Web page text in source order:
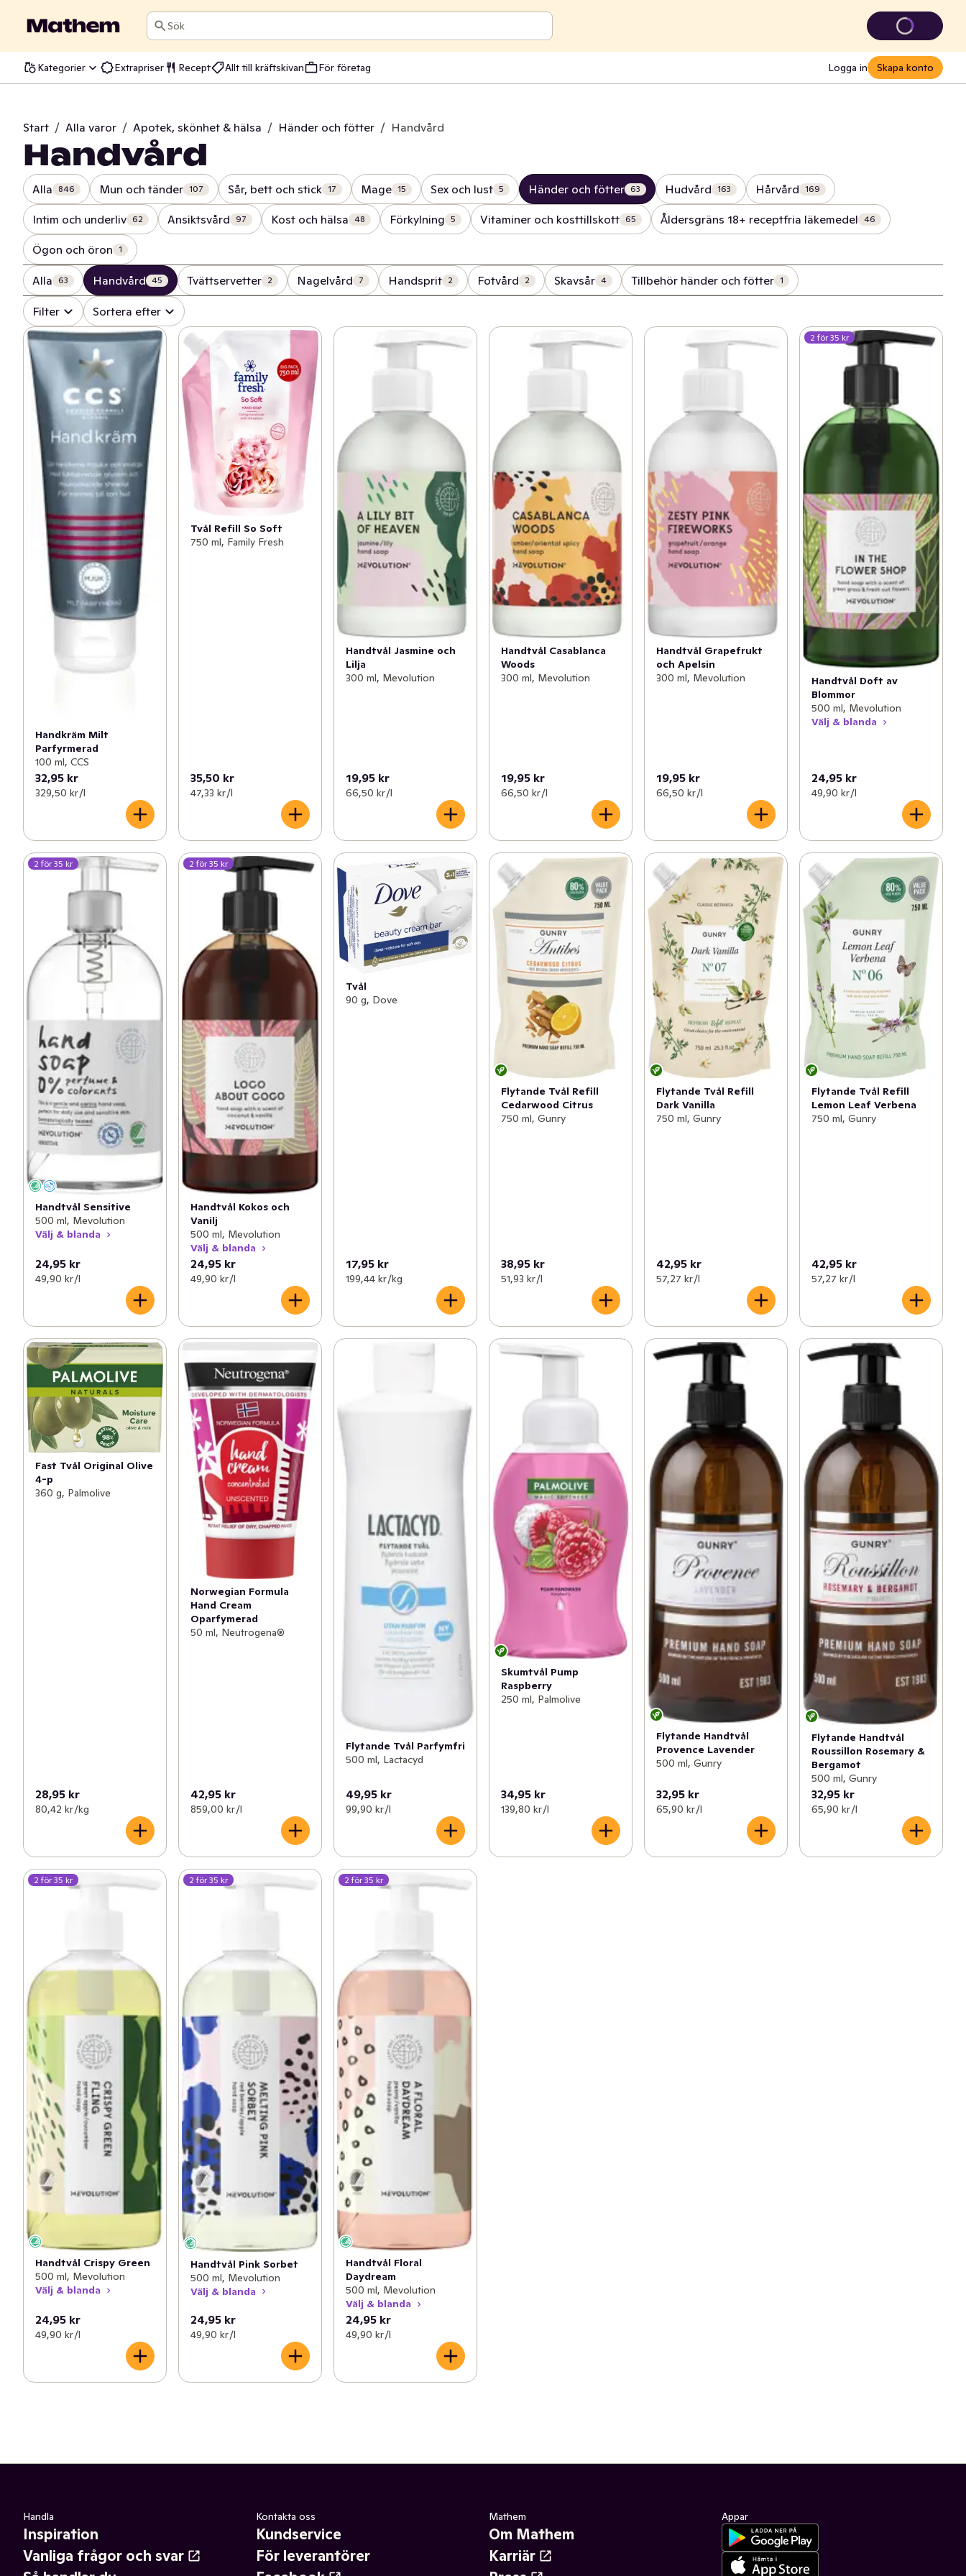
Sök
Kategorier Extrapriser Recept Allt till kräftskivan För företag Logga in Skapa konto
Start / Alla varor / Apotek, skönhet & hälsa / Händer och fötter / Handvård
Handvård
Alla 846 Mun och tänder 107 Sår, bett och stick 17 Mage 15 Sex och lust 5 Händer och fötter 63 Hudvård 163 Hårvård 169
Intim och underliv 62 Ansiktsvård 97 Kost och hälsa 48 Förkylning 5 Vitaminer och kosttillskott 65 Åldersgräns 18+ receptfria läkemedel 46
Ögon och öron 1
Alla 63 Handvård 45 Tvättservetter 2 Nagelvård 7 Handsprit 2 Fotvård 2 Skavsår 4 Tillbehör händer och fötter 1
Filter Sortera efter
Handkräm Milt
Parfyrmerad
100 ml, CCS
32,95 kr
329,50 kr /l
Tvål Refill So Soft
750 ml, Family Fresh
35,50 kr
47,33 kr /l
Handtvål Jasmine och
Lilja
300 ml, Mevolution
19,95 kr
66,50 kr /l
Handtvål Casablanca
Woods
300 ml, Mevolution
19,95 kr
66,50 kr /l
Handtvål Grapefrukt
och Apelsin
300 ml, Mevolution
19,95 kr
66,50 kr /l
2 för 35 kr
Handtvål Doft av
Blommor
500 ml, Mevolution
Välj & blanda
24,95 kr
49,90 kr /l
2 för 35 kr
Handtvål Sensitive
500 ml, Mevolution
Välj & blanda
24,95 kr
49,90 kr /l
2 för 35 kr
Handtvål Kokos och
Vanilj
500 ml, Mevolution
Välj & blanda
24,95 kr
49,90 kr /l
Tvål
90 g, Dove
17,95 kr
199,44 kr /kg
Flytande Tvål Refill
Cedarwood Citrus
750 ml, Gunry
38,95 kr
51,93 kr /l
Flytande Tvål Refill
Dark Vanilla
750 ml, Gunry
42,95 kr
57,27 kr /l
Flytande Tvål Refill
Lemon Leaf Verbena
750 ml, Gunry
42,95 kr
57,27 kr /l
Fast Tvål Original Olive
4-p
360 g, Palmolive
28,95 kr
80,42 kr /kg
Norwegian Formula
Hand Cream
Oparfymerad
50 ml, Neutrogena®
42,95 kr
859,00 kr /l
Flytande Tvål Parfymfri
500 ml, Lactacyd
49,95 kr
99,90 kr /l
Skumtvål Pump
Raspberry
250 ml, Palmolive
34,95 kr
139,80 kr /l
Flytande Handtvål
Provence Lavender
500 ml, Gunry
32,95 kr
65,90 kr /l
Flytande Handtvål
Roussillon Rosemary &
Bergamot
500 ml, Gunry
32,95 kr
65,90 kr /l
2 för 35 kr
Handtvål Crispy Green
500 ml, Mevolution
Välj & blanda
24,95 kr
49,90 kr /l
2 för 35 kr
Handtvål Pink Sorbet
500 ml, Mevolution
Välj & blanda
24,95 kr
49,90 kr /l
2 för 35 kr
Handtvål Floral
Daydream
500 ml, Mevolution
Välj & blanda
24,95 kr
49,90 kr /l
Handla
Inspiration
Vanliga frågor och svar
Kontakta oss
Kundservice
För leverantörer
Mathem
Om Mathem
Karriär
Appar